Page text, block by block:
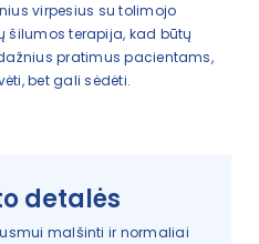
virpesius su tolimojo
terapija, kad būtų
pratimus pacientams,
bet gali sėdėti.
detalės
malšinti ir normaliai